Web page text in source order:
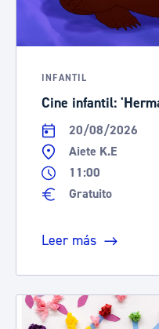
INFANTIL
Cine infantil:
20/08/2026
Aiete K.E
11:00
Gratuito
Leer más